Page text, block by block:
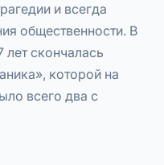
и всегда
общественности. В
лет скончалась
которой на
всего два с